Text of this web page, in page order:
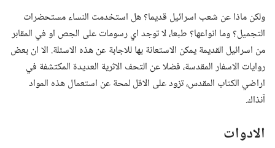
ولكن ماذا عن شعب اسرائيل قديما؟‏ هل استخدمت النساء مستحضرات
التجميل؟‏ وما انواعها؟‏ طبعا،‏ لا توجد اي رسومات على الجص او في المقابر
من اسرائيل القديمة يمكن الاستعانة بها للاجابة عن هذه الاسئلة.‏ الا ان بعض
روايات الاسفار المقدسة،‏ فضلا عن التحف الاثرية العديدة المكتشفة في
اراضي الكتاب المقدس،‏ تزود على الاقل لمحة عن استعمال هذه المواد
آنذاك.‏
الادوات